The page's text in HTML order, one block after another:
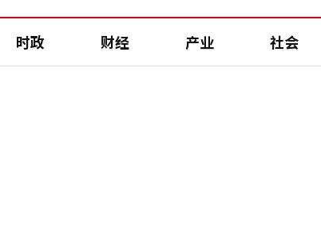
时政 财经 产业 社会